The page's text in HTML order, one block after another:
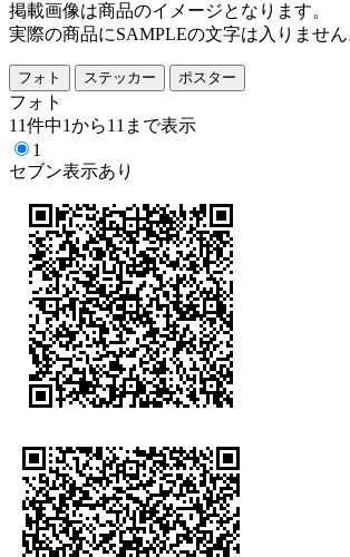
掲載画像は商品のイメージとなります。
実際の商品にSAMPLEの文字は入りません
フォト ステッカー ポスター
フォト
11件中1から11まで表示
1
セブン表示あり